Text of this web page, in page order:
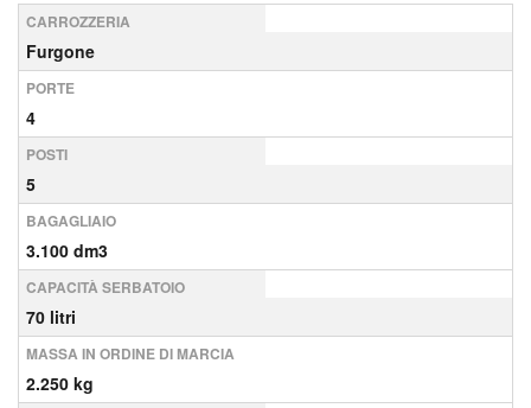
CARROZZERIA
Furgone
PORTE
4
POSTI
5
BAGAGLIAIO
3.100 dm3
CAPACITÀ SERBATOIO
70 litri
MASSA IN ORDINE DI MARCIA
2.250 kg